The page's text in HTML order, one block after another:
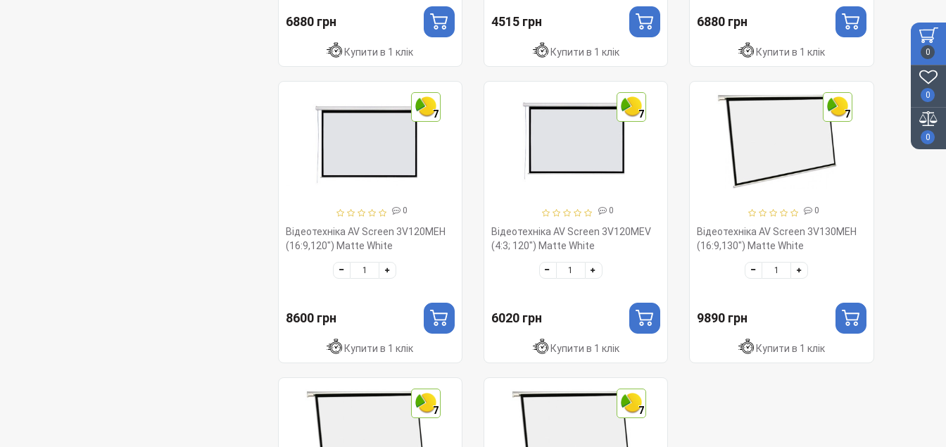
0
0
0
6880 грн
Купити в 1 клік
4515 грн
Купити в 1 клік
6880 грн
Купити в 1 клік
7
0
Відеотехніка AV Screen 3V120MEH
(16:9,120") Matte White
8600 грн
Купити в 1 клік
7
0
Відеотехніка AV Screen 3V120MEV
(4:3; 120") Matte White
6020 грн
Купити в 1 клік
7
0
Відеотехніка AV Screen 3V130MEH
(16:9,130") Matte White
9890 грн
Купити в 1 клік
7 7